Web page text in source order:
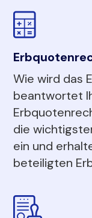
Wie wird das
beantwortet
die
ein und
beteiligten